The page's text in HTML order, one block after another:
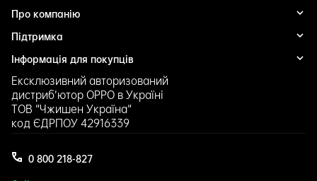
Про компанію
Історія
Публічна оферта
Політика конфіденційності
Підтримка
Гарантійні умови
Сервісні центри
Обмін і повернення
Інформація для покупців
Оплата
Доставка
Контакти
Ексклюзивний авторизований
дистриб’ютор OPPO в Україні
ТОВ "Чжишен Україна"
код ЄДРПОУ 42916339
0 800 218-827